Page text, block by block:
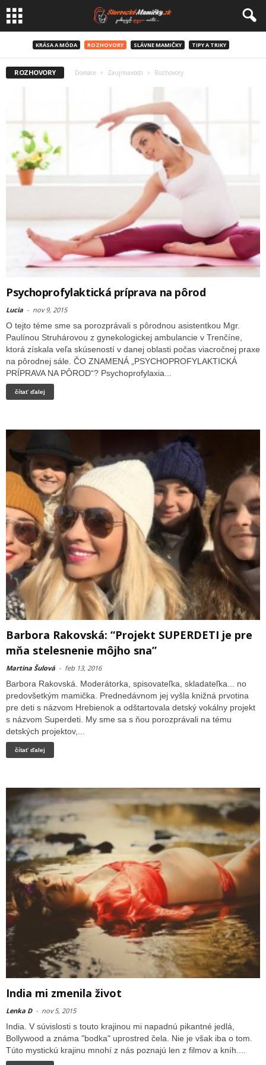
KRÁSA A MÓDA ROZHOVORY SLÁVNE MAMIČKY TIPY A TRIKY
ROZHOVORY Domáce Zaujímavosti Rozhovory
Psychoprofylaktická príprava na pôrod
Lucia - nov 9, 2015
O tejto téme sme sa porozprávali s pôrodnou asistentkou Mgr.
Paulínou Struhárovou z gynekologickej ambulancie v Trenčíne,
ktorá získala veľa skúseností v danej oblasti počas viacročnej praxe
na pôrodnej sále. ČO ZNAMENÁ „PSYCHOPROFYLAKTICKÁ
PRÍPRAVA NA PȎROD“? Psychoprofylaxia...
čítať ďalej
Barbora Rakovská: “Projekt SUPERDETI je pre
mňa stelesnenie môjho sna”
Martina Šulová - feb 13, 2016
Barbora Rakovská. Moderátorka, spisovateľka, skladateľka... no
predovšetkým mamička. Prednedávnom jej vyšla knižná prvotina
pre deti s názvom Hrebienok a odštartovala detský vokálny projekt
s názvom Superdeti. My sme sa s ňou porozprávali na tému
detských projektov,...
čítať ďalej
India mi zmenila život
Lenka D - nov 5, 2015
India. V súvislosti s touto krajinou mi napadnú pikantné jedlá,
Bollywood a známa "bodka" uprostred čela. Nie je však iba o tom.
Túto mystickú krajinu mnohí z nás poznajú len z filmov a kníh....